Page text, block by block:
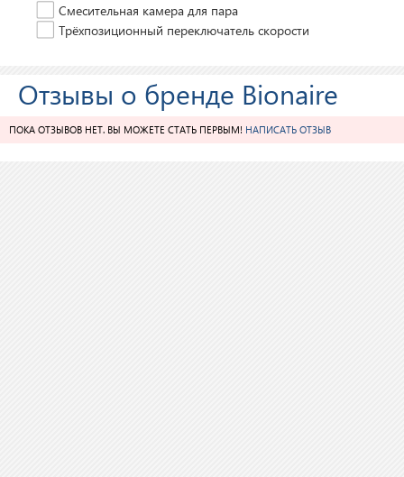
Смесительная камера для пара
Трёхпозиционный переключатель скорости
Отзывы о бренде Bionaire
ПОКА ОТЗЫВОВ НЕТ. ВЫ МОЖЕТЕ СТАТЬ ПЕРВЫМ! НАПИСАТЬ ОТЗЫВ